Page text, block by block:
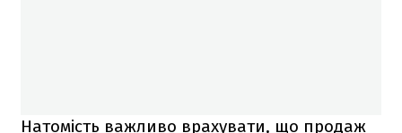
Натомість важливо врахувати, що продаж